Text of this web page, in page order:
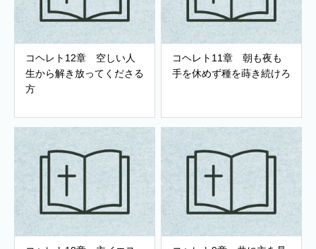
コヘレト12章 空しい人
生から解き放ってくださる
方
コヘレト11章 朝も夜も
手を休めず種を蒔き続けろ